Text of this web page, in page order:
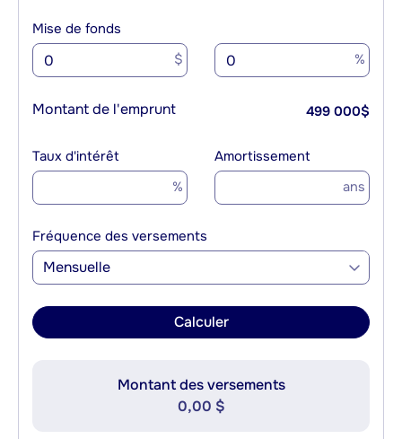
Mise de fonds
$ %
Montant de l'emprunt 499 000$
Taux d'intérêt
%
Amortissement
ans
Fréquence des versements
Mensuelle
Calculer
Montant des versements
0,00 $